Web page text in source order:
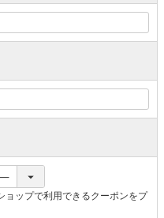
ョップで利用できるクーポンをプ